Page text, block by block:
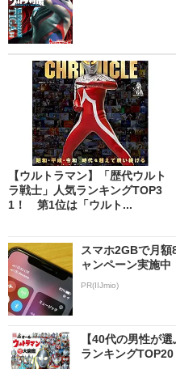
【ウルトラマン】「歴代ウルト
ラ戦士」人気ランキングTOP3
1！ 第1位は「ウルト...
スマホ2GBで月
ャンペーン実施中
PR(IIJmio)
【40代の男性が
ランキング